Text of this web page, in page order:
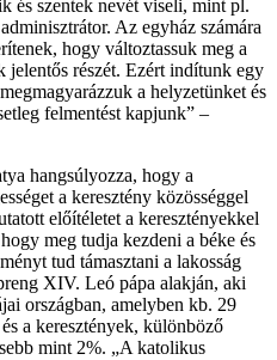
és szentek nevét viseli, mint pl.
Az egyház számára
hogy változtassuk meg a
részét. Ezért indítunk egy
a helyzetünket és
felmentést kapjunk” –
hangsúlyozza, hogy a
a keresztény közösséggel
előítéletet a keresztényekkel
meg tudja kezdeni a béke és
tud támasztani a lakosság
XIV. Leó pápa alakján, aki
országban, amelyben kb. 29
a keresztények, különböző
mint 2%. „A katolikus